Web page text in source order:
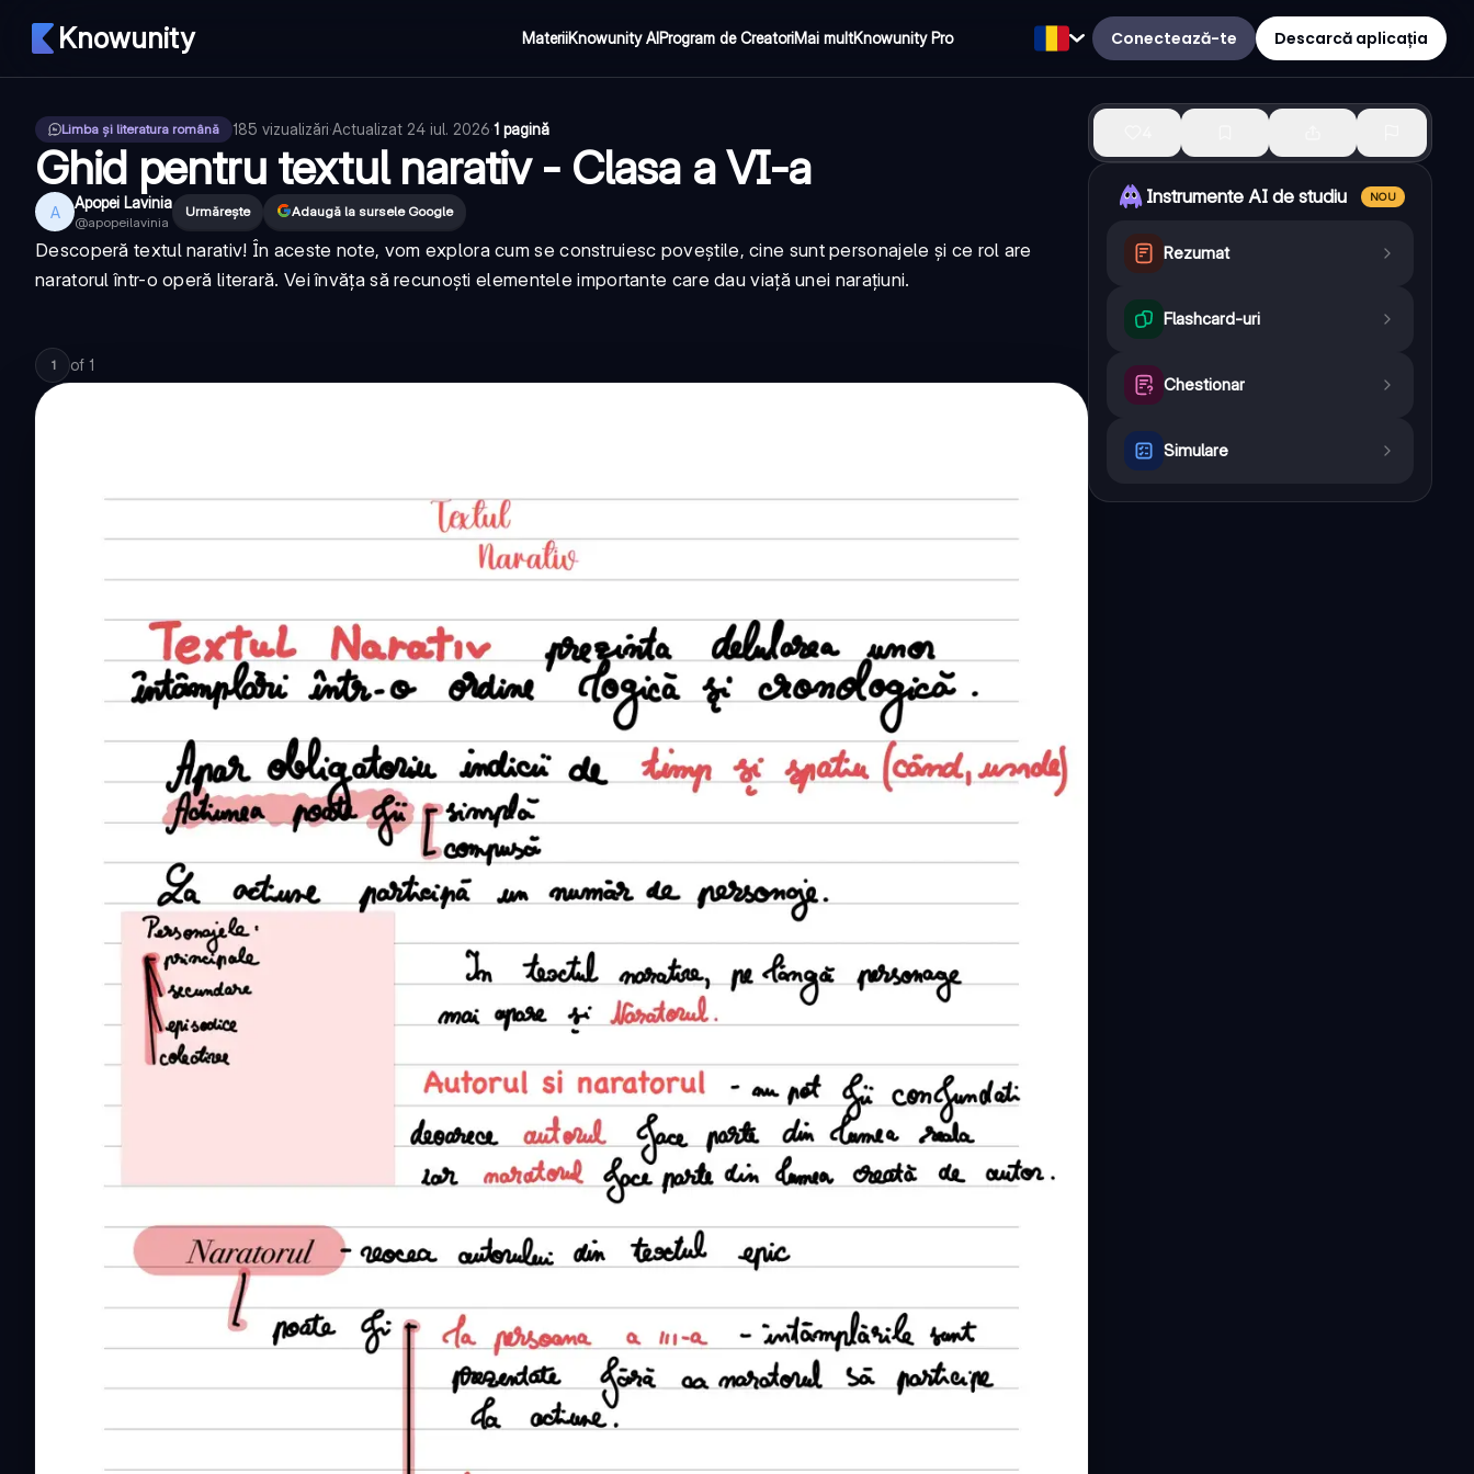
Knowunity MateriiKnowunity AIProgram de CreatoriMai multKnowunity Pro Conectează-te Descarcă aplicația
Limba și literatura română 185 vizualizări·Actualizat 24 iul. 2026·1 pagină
Ghid pentru textul narativ - Clasa a VI-a
A Apopei Lavinia
@apopeilavinia
Urmărește Adaugă la sursele Google
Descoperă textul narativ! În aceste note, vom explora cum se construiesc poveștile, cine sunt personajele și ce rol are
naratorul într-o operă literară. Vei învăța să recunoști elementele importante care dau viață unei narațiuni.
1 of 1
Instrumente AI de studiu NOU
Rezumat
Flashcard-uri
Chestionar
Simulare